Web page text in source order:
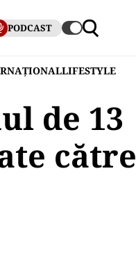
PODCAST
LIFESTYLE
de 13
către